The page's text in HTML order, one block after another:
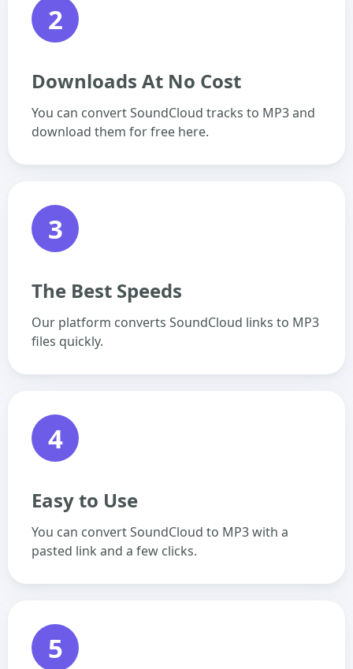
2
Downloads At No Cost
You can convert SoundCloud tracks to MP3 and
download them for free here.
3
The Best Speeds
Our platform converts SoundCloud links to MP3
files quickly.
4
Easy to Use
You can convert SoundCloud to MP3 with a
pasted link and a few clicks.
5